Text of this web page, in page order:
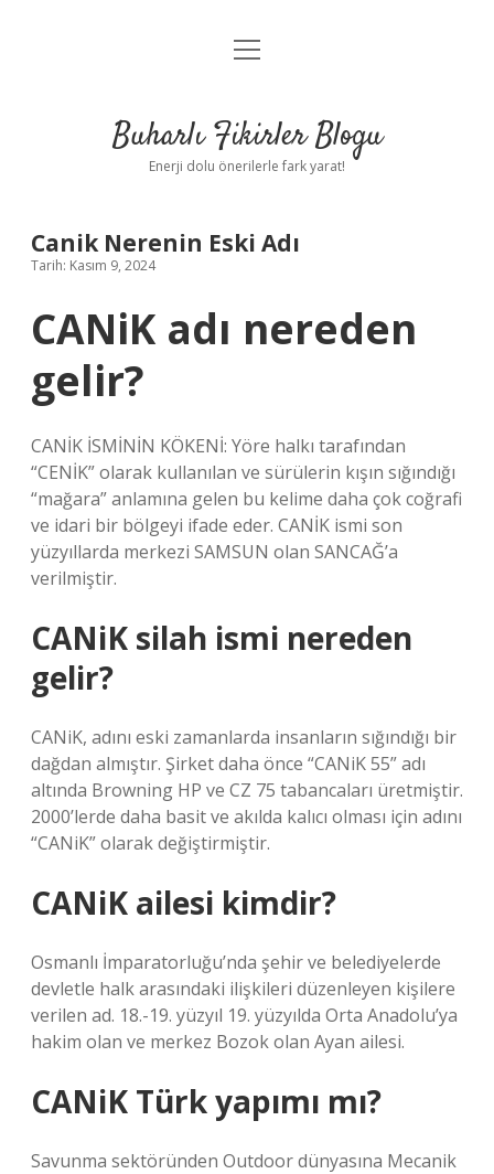
Anasayfa
Yasal Uyarı
menüyü
Buharlı Fikirler Blogu
Enerji dolu önerilerle fark yarat!
Canik Nerenin Eski Adı
Tarih: Kasım 9, 2024
CANiK adı nereden
gelir?
CANİK İSMİNİN KÖKENİ: Yöre halkı tarafından
“CENİK” olarak kullanılan ve sürülerin kışın sığındığı
“mağara” anlamına gelen bu kelime daha çok coğrafi
ve idari bir bölgeyi ifade eder. CANİK ismi son
yüzyıllarda merkezi SAMSUN olan SANCAĞ’a
verilmiştir.
CANiK silah ismi nereden
gelir?
CANiK, adını eski zamanlarda insanların sığındığı bir
dağdan almıştır. Şirket daha önce “CANiK 55” adı
altında Browning HP ve CZ 75 tabancaları üretmiştir.
2000’lerde daha basit ve akılda kalıcı olması için adını
“CANiK” olarak değiştirmiştir.
CANiK ailesi kimdir?
Osmanlı İmparatorluğu’nda şehir ve belediyelerde
devletle halk arasındaki ilişkileri düzenleyen kişilere
verilen ad. 18.-19. yüzyıl 19. yüzyılda Orta Anadolu’ya
hakim olan ve merkez Bozok olan Ayan ailesi.
CANiK Türk yapımı mı?
Savunma sektöründen Outdoor dünyasına Mecanik